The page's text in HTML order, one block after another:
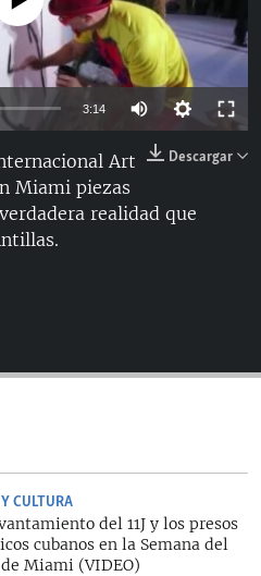
EN CUBA
3:14
144p
360p
Descargar
Art
Miami piezas
realidad que
CULTURA
del 11J y los presos
cubanos en la Semana del
Miami (VIDEO)